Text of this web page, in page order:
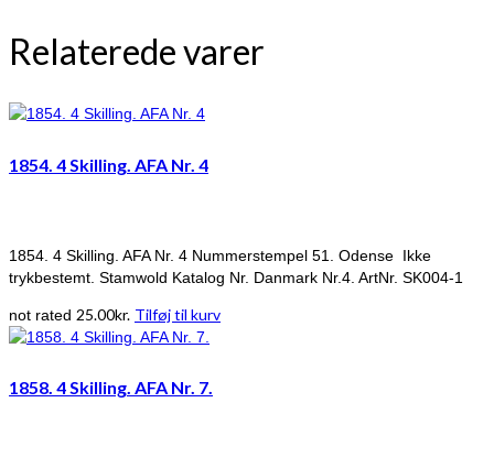
Relaterede varer
1854. 4 Skilling. AFA Nr. 4
1854. 4 Skilling. AFA Nr. 4 Nummerstempel 51. Odense Ikke
trykbestemt. Stamwold Katalog Nr. Danmark Nr.4. ArtNr. SK004-1
not rated 25.00kr. Tilføj til kurv
1858. 4 Skilling. AFA Nr. 7.